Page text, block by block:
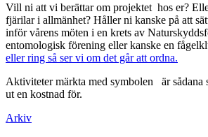
Vill ni att vi berättar om projektet hos er?
fjärilar i allmänhet? Håller ni kanske på att
inför vårens möten i en krets av
entomologisk förening eller kanske en
eller ring så ser vi om det går att ordna.
Aktiviteter märkta med symbolen
är sådana
ut en kostnad för.
Arkiv